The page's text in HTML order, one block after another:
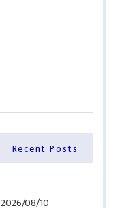
Recent Posts
2026/08/10